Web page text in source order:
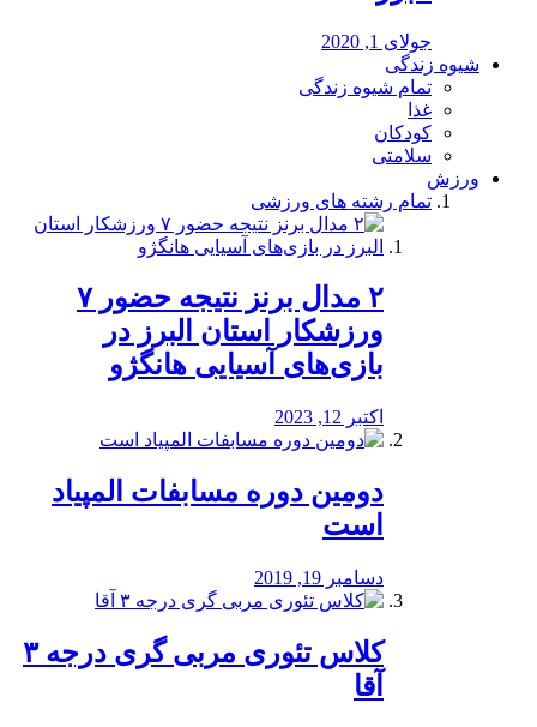
جولای 1, 2020
شیوه زندگی
تمام شیوه زندگی
غذا
کودکان
سلامتی
ورزش
تمام رشته های ورزشی
۲ مدال برنز نتیجه حضور ۷
ورزشکار استان البرز در
بازی‌های آسیایی هانگژو
اکتبر 12, 2023
دومین دوره مسابفات المپیاد
است
دسامبر 19, 2019
کلاس تئوری مربی گری درجه ۳
آقا